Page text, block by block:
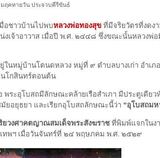
ฤคทายวัน ประจวบคีรีขันธ์
อชาวบ้านไปพบหลวงพ่อทองสุข ที่มีจริยวัตรที่งดง
งเจ้าอาวาส เมื่อปี พ.ศ. ๒๔๔๘ ซึ่งขณะนั้นหลวง
นหมู่บ้านโตนดหลวง หมู่ที่ ๙ ตำบลบางเก่า อำเภ
นโกสินทร์ตอนต้น
อุโบสถมีลักษณะคล้ายเรือสำเภา มีประตูเดีย
อยุธยา และเรียกอุโบสถลักษณะนี้ว่า "อุโบสถม
ยวงศาคตญาณสมเด็จพระสังฆราช ที่พิมพ์แจกใน
ทพฯ เมื่อวันจันทร์ที่ ๒๔ พฤษภคม พ.ศ. ๒๕๒๙